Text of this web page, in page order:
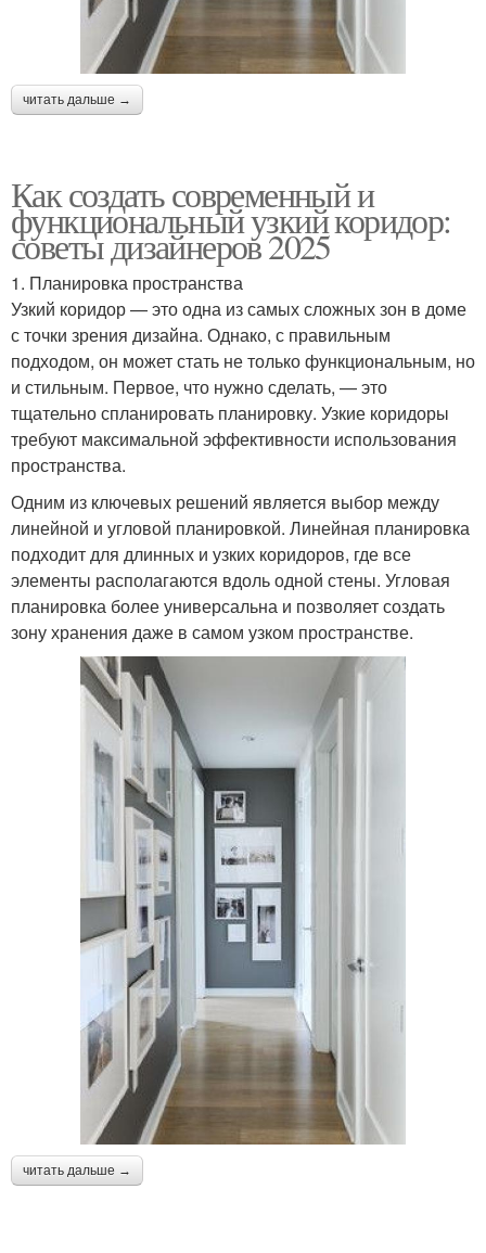
читать дальше →
Как создать современный и
функциональный узкий коридор:
советы дизайнеров 2025
1. Планировка пространства
Узкий коридор — это одна из самых сложных зон в доме
с точки зрения дизайна. Однако, с правильным
подходом, он может стать не только функциональным, но
и стильным. Первое, что нужно сделать, — это
тщательно спланировать планировку. Узкие коридоры
требуют максимальной эффективности использования
пространства.
Одним из ключевых решений является выбор между
линейной и угловой планировкой. Линейная планировка
подходит для длинных и узких коридоров, где все
элементы располагаются вдоль одной стены. Угловая
планировка более универсальна и позволяет создать
зону хранения даже в самом узком пространстве.
читать дальше →